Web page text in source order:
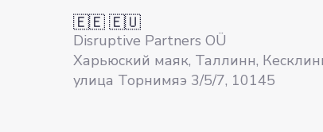
🇪🇪 🇪🇺
Disruptive Partners OÜ
Харьюский маяк, Таллинн,
улица Торнимяэ 3/5/7, 10145